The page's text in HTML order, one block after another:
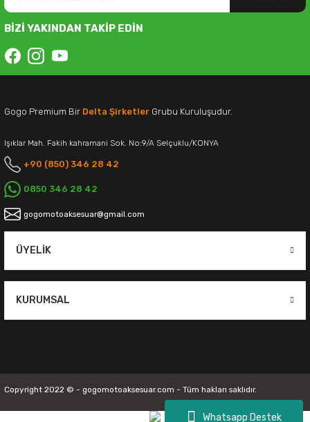
Whatsapp Destek
BİZİ YAKINDAN TAKİP EDİN
Gogo Premium Bir Delta Şirketler Grubu Kuruluşudur.
Işıklar Mah. Fakih kahramani Sok. No:9/A Selçuklu/KONYA
+90 (850) 346 28 42
0850 346 28 42
gogomotoaksesuar@gmail.com
ÜYELIK
KURUMSAL
Copyright 2022 © - gogomotoaksesuar.com - Tüm hakları saklıdır.